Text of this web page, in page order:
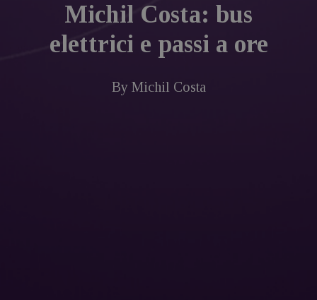
Michil Costa: bus
elettrici e passi a ore
By Michil Costa